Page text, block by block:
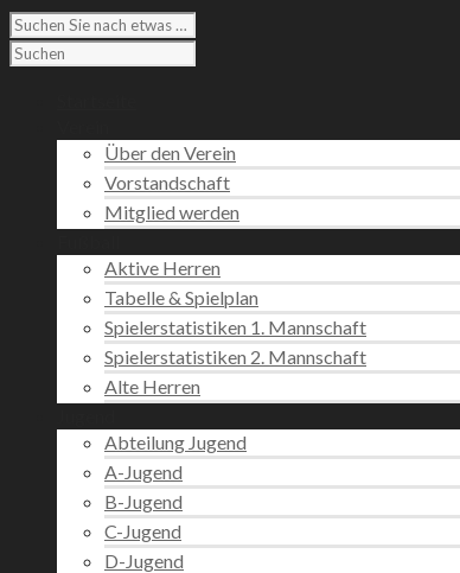
Über den Verein
Vorstandschaft
Mitglied werden
Aktive Herren
Tabelle & Spielplan
Spielerstatistiken 1. Mannschaft
Spielerstatistiken 2. Mannschaft
Alte Herren
Abteilung Jugend
A-Jugend
B-Jugend
C-Jugend
D-Jugend